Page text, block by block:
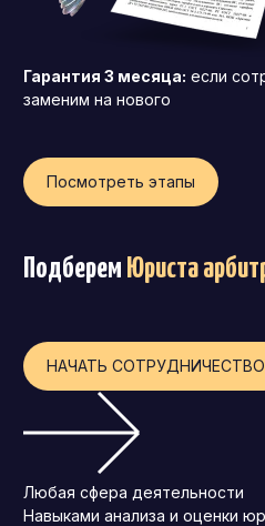
Коммерческий директор
Операционный директор
Директор по
Финансовый директор (CFO)
Мировой HR
Гарантия 3 месяца: если
заменим на нового
Посмотреть этапы
Подберем Юриста
НАЧАТЬ СОТРУДНИЧЕСТВО
Любая сфера деятельности
Навыками анализа и оценки